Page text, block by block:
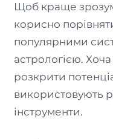
Щоб краще
корисно
популярними
астрологією.
розкрити
використовують
інструменти.